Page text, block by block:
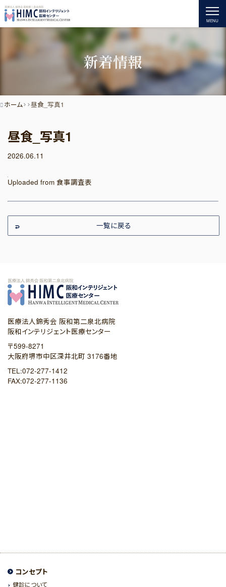
MENU
新着情報
ホーム 昼食_写真1
昼食_写真1
2026.06.11
Uploaded from 食事調査表
一覧に戻る
医療法人錦秀会 阪和第二泉北病院
阪和インテリジェント医療センター
〒599-8271
大阪府堺市中区深井北町 3176番地
TEL:072-277-1412
FAX:072-277-1136
コンセプト
健診について